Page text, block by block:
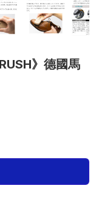
》德國馬